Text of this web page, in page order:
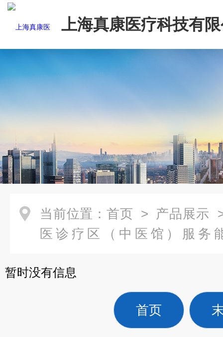
上海真康医疗科技有
当前位置： 首页 > 产品展示
医诊疗区（中医馆）服务
暂时没有信息
首页